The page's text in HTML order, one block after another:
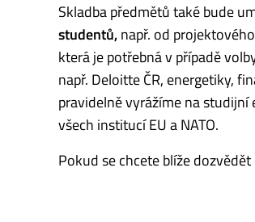
Skladba předmětů také bude
studentů,např. od
která je potřebná v případě
např. Deloitte ČR, energetiky,
pravidelně vyrážíme na
všech institucí EU a NATO.
Pokud se chcete blíže